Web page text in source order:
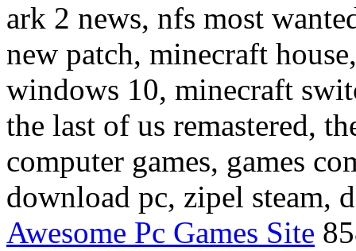
ark 2 news, nfs most
new patch, minecraft
windows 10, minecraft
the last of us remastered,
computer games, games
download pc, zipel steam,
Awesome Pc Games Site